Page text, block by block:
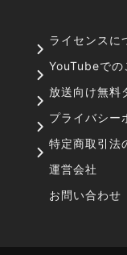
ライセンスに
YouTubeでの
放送向け無料
プライバシー
特定商取引法
運営会社
お問い合わせ